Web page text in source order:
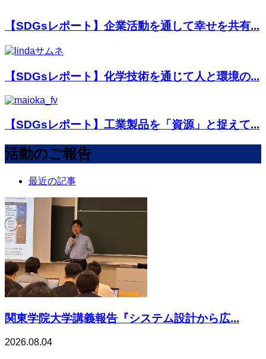
【SDGsレポート】企業活動を通して幸せを共有...
【SDGsレポート】化学技術を通じて人と環境の...
【SDGsレポート】工業製品を「資源」と捉えて...
活動のご報告
最近の記事
関東学院大学講義報告『システム設計から広...
2026.08.04